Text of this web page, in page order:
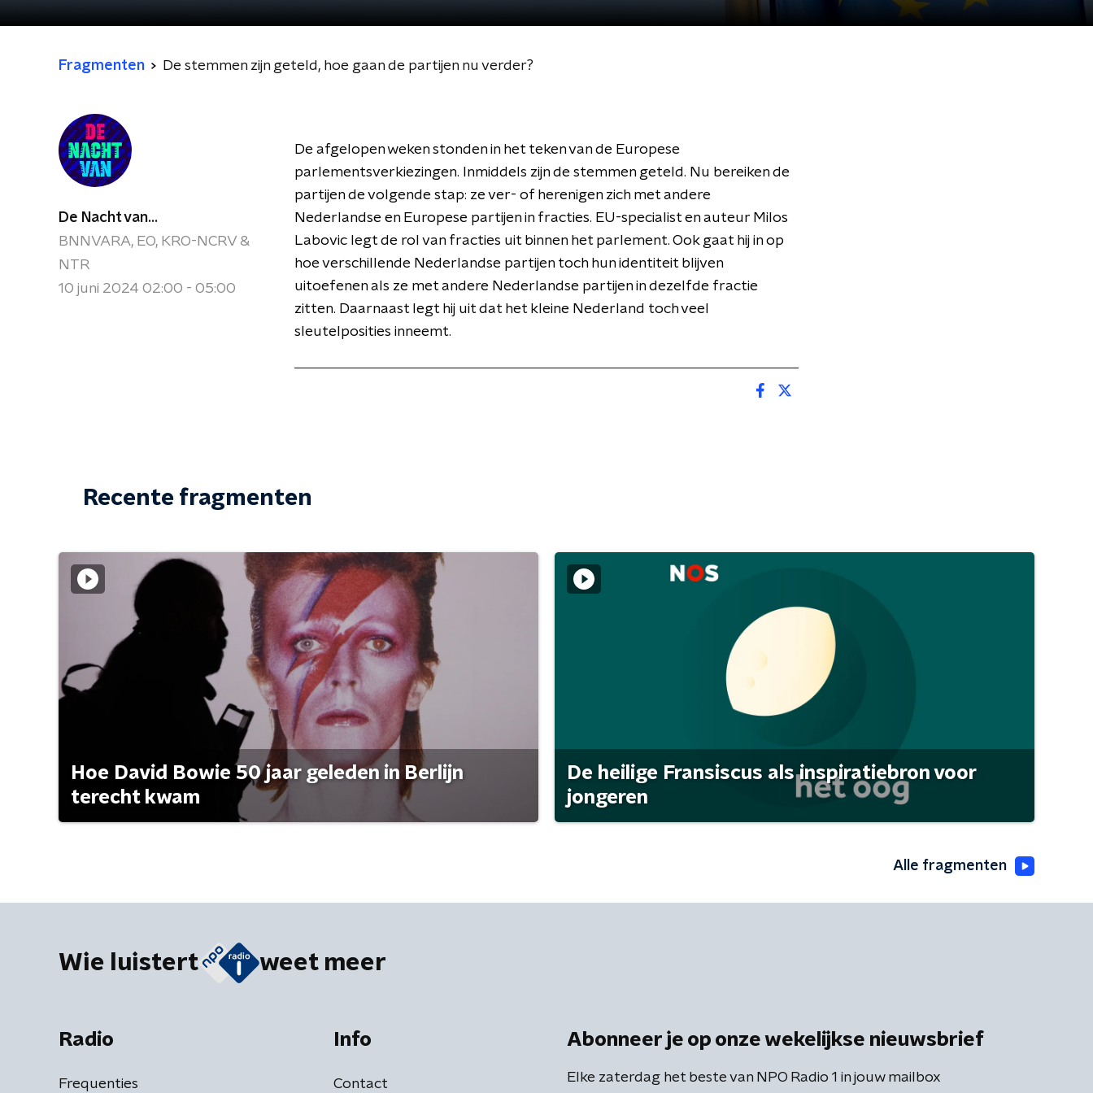
Fragmenten De stemmen zijn geteld, hoe gaan de partijen nu verder?
De Nacht van...
BNNVARA, EO, KRO-NCRV &
NTR
10 juni 2024 02:00 - 05:00
De afgelopen weken stonden in het teken van de Europese
parlementsverkiezingen. Inmiddels zijn de stemmen geteld. Nu bereiken de
partijen de volgende stap: ze ver- of herenigen zich met andere
Nederlandse en Europese partijen in fracties. EU-specialist en auteur Milos
Labovic legt de rol van fracties uit binnen het parlement. Ook gaat hij in op
hoe verschillende Nederlandse partijen toch hun identiteit blijven
uitoefenen als ze met andere Nederlandse partijen in dezelfde fractie
zitten. Daarnaast legt hij uit dat het kleine Nederland toch veel
sleutelposities inneemt.
Recente fragmenten
Hoe David Bowie 50 jaar geleden in Berlijn
terecht kwam
De heilige Fransiscus als inspiratiebron voor
jongeren
Alle fragmenten
Wie luistert weet meer
Radio
Frequenties
Info
Contact
Abonneer je op onze wekelijkse nieuwsbrief
Elke zaterdag het beste van NPO Radio 1 in jouw mailbox